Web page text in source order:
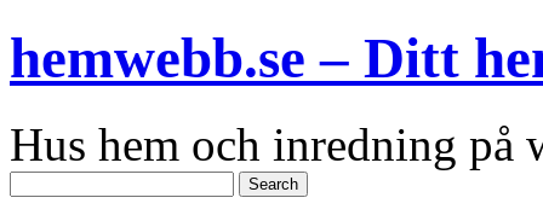
hemwebb.se – Ditt
Hus hem och inredning på